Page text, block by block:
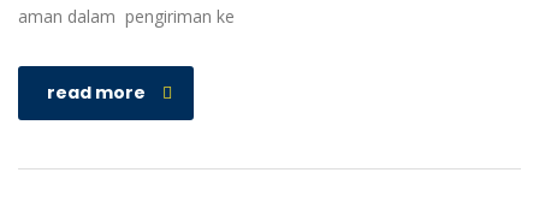
aman dalam pengiriman ke
read more